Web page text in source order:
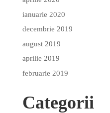
ianuarie 2020
decembrie 2019
august 2019
aprilie 2019
februarie 2019
Categorii